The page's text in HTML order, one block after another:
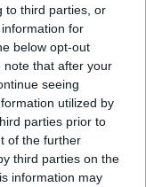
to third parties, or
for
below opt-out
note that after your
seeing
utilized by
parties prior to
of the further
third parties on the
information may
προγραμμάτων
Σχολές/Τμήματα,
για τα
24/05/2021 , με
όλα τα